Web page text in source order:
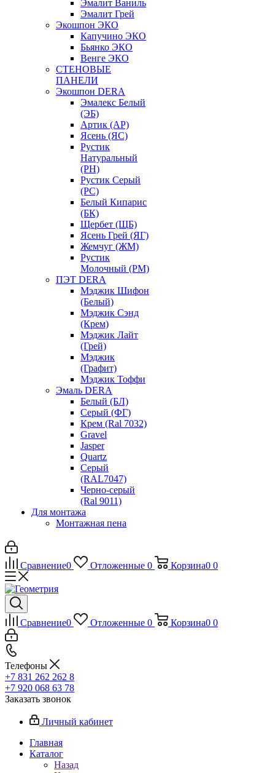
Эмалит Ваниль
Эмалит Грей
Экошпон ЭКО
Капучино ЭКО
Бьянко ЭКО
Венге ЭКО
СТЕНОВЫЕ
ПАНЕЛИ
Экошпон DERA
Эмалекс Белый
(ЭБ)
Артик (АР)
Ясень (ЯС)
Рустик
Натуральный
(РН)
Рустик Серый
(РС)
Белый Кипарис
(БК)
Щербет (ЩБ)
Ясень Грей (ЯГ)
Жемчуг (ЖМ)
Рустик
Молочный (РМ)
ПЭТ DERA
Мэджик Шифон
(Белый)
Мэджик Сэнд
(Крем)
Мэджик Лайт
(Грей)
Мэджик
(Графит)
Мэджик Тоффи
Эмаль DERA
Белый (БЛ)
Серый (ФГ)
Крем (Ral 7032)
Gravel
Jasper
Quartz
Серый
(RAL7047)
Черно-серый
(Ral 9011)
Для монтажа
Монтажная пена
Сравнение0 Отложенные 0 Корзина0 0
Сравнение0 Отложенные 0 Корзина0 0
Телефоны
+7 831 262 262 8
+7 920 068 63 78
Заказать звонок
Личный кабинет
Главная
Каталог
Назад